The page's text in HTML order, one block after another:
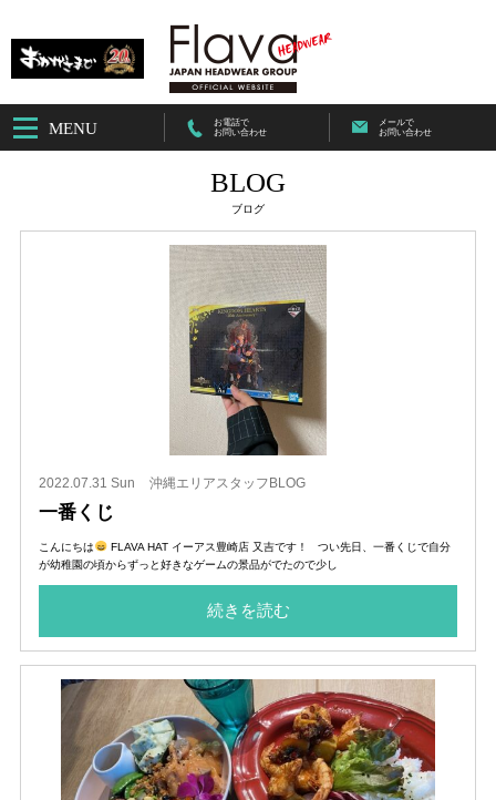
MENU
お電話で
お問い合わせ
メールで
お問い合わせ
BLOG
ブログ
2022.07.31 Sun 沖縄エリアスタッフBLOG
一番くじ
こんにちは
FLAVA HAT イーアス豊崎店 又吉です！ つい先日、一番くじで自分
が幼稚園の頃からずっと好きなゲームの景品がでたので少し
続きを読む